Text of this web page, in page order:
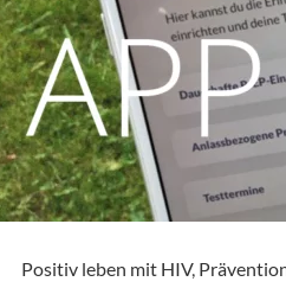
Positiv leben mit HIV,